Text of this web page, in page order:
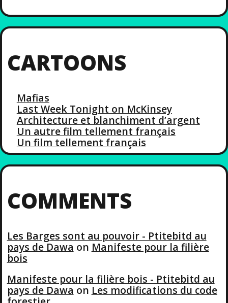
CARTOONS
Mafias
Last Week Tonight on McKinsey
Architecture et blanchiment d’argent
Un autre film tellement français
Un film tellement français
COMMENTS
Les Barges sont au pouvoir - Ptitebitd au
pays de Dawa on Manifeste pour la filière
bois
Manifeste pour la filière bois - Ptitebitd au
pays de Dawa on Les modifications du code